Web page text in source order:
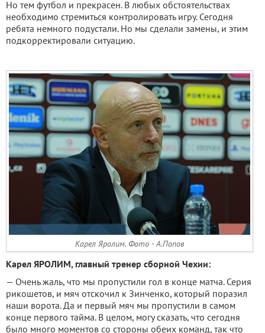
Но тем футбол и прекрасен. В любых обстоятельствах
необходимо стремиться контролировать игру. Сегодня
ребята немного подустали. Но мы сделали замены, и этим
подкорректировали ситуацию.
Карел Яролим. Фото - А.Попов
Карел ЯРОЛИМ, главный тренер сборной Чехии:
— Очень жаль, что мы пропустили гол в конце матча. Серия
рикошетов, и мяч отскочил к Зинченко, который поразил
наши ворота. Да и первый мяч мы пропустили в самом
конце первого тайма. В целом, могу сказать, что сегодня
было много моментов со стороны обеих команд, так что